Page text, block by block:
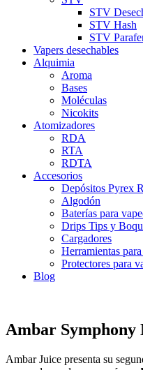
STV
STV Hash
STV
Vapers desechables
Alquimia
Aroma
Bases
Moléculas
Nicokits
Atomizadores
RDA
RTA
RDTA
Accesorios
Depósitos Pyrex
Algodón
Baterías para
Drips Tips y
Cargadores
Herramientas
Protectores para
Blog
Ambar Symphony
Ambar Juice presenta su